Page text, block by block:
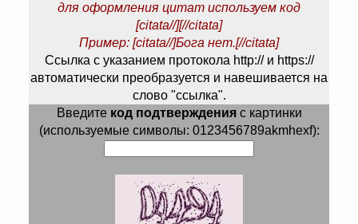
для оформления цитат используем код
[citata//][//citata]
Пример: [citata//]Бога нет.[//citata]
Ссылка с указанием протокола http:// и https://
автоматически преобразуется и навешивается на
слово "ссылка".
Введите код подтвержденияс картинки
(используемые символы: 0123456789akmhexf):